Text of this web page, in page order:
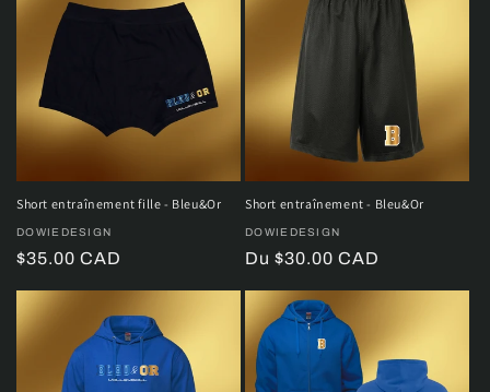
Short entraînement fille - Bleu&Or
Distributeur :
DOWIEDESIGN
Prix
$35.00 CAD
Short entraînement - Bleu&Or
Distributeur :
DOWIEDESIGN
Prix
Du $30.00 CAD